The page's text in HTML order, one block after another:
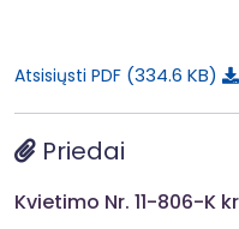
Atsisiųsti PDF 334.6 KB
Priedai
Kvietimo Nr. 11-806-K